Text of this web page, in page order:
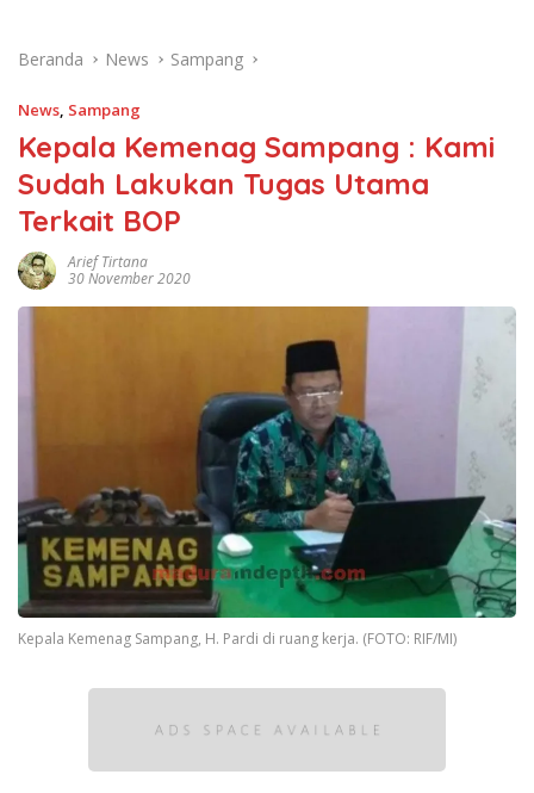
Beranda News Sampang
News, Sampang
Kepala Kemenag Sampang : Kami
Sudah Lakukan Tugas Utama
Terkait BOP
Arief Tirtana
30 November 2020
Kepala Kemenag Sampang, H. Pardi di ruang kerja. (FOTO: RIF/MI)